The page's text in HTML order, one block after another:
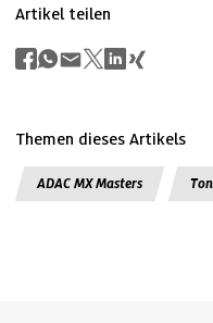
Artikel teilen
Themen dieses Artikels
ADAC MX Masters